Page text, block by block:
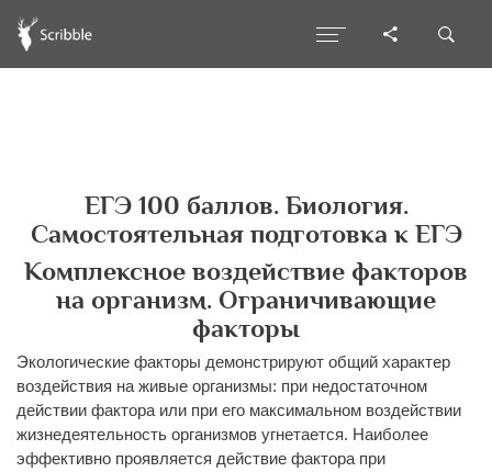
ЕГЭ 100 баллов. Биология.
Самостоятельная подготовка к ЕГЭ
Комплексное воздействие факторов
на организм. Ограничивающие
факторы
Экологические факторы демонстрируют общий характер
воздействия на живые организмы: при недостаточном
действии фактора или при его максимальном воздействии
жизнедеятельность организмов угнетается. Наиболее
эффективно проявляется действие фактора при